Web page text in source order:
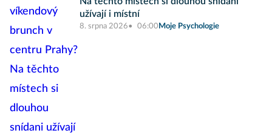
užívají i místní
8. srpna 2026 06:00 Moje Psychologie